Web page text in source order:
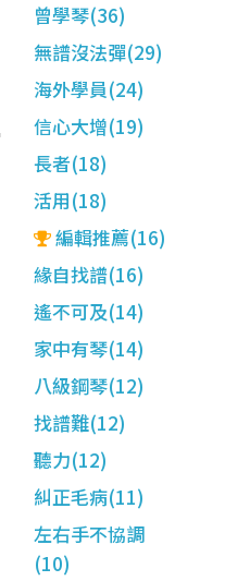
曾學琴(36)
無譜沒法彈(29)
海外學員(24)
信心大增(19)
長者(18)
活用(18)
編輯推薦(16)
緣自找譜(16)
遙不可及(14)
家中有琴(14)
八級鋼琴(12)
找譜難(12)
聽力(12)
糾正毛病(11)
左右手不協調
(10)